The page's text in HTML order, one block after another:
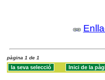
pàgina 1 de 1